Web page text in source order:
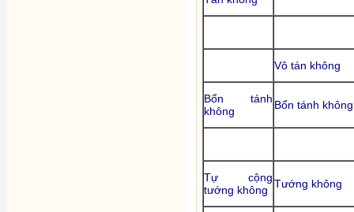
Vô tán không
Bổn tánh
không
Bổn tánh không
Tự cộng
tướng không Tướng không